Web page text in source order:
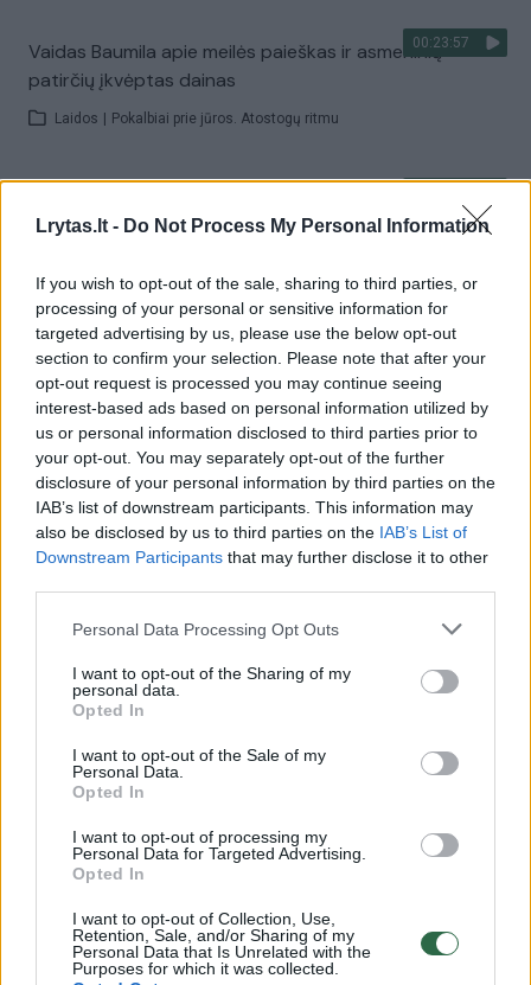
Lrytas.lt - Do Not Process My Personal Information
If you wish to opt-out of the sale, sharing to third parties, or
processing of your personal or sensitive information for
targeted advertising by us, please use the below opt-out
section to confirm your selection. Please note that after your
opt-out request is processed you may continue seeing
interest-based ads based on personal information utilized by
us or personal information disclosed to third parties prior to
your opt-out. You may separately opt-out of the further
disclosure of your personal information by third parties on the
IAB’s list of downstream participants. This information may
also be disclosed by us to third parties on the IAB’s List of
Downstream Participants that may further disclose it to other
Personal Data Processing Opt Outs
I want to opt-out of the Sharing of my
personal data.
Opted In
I want to opt-out of the Sale of my
Personal Data.
Opted In
I want to opt-out of processing my
Personal Data for Targeted Advertising.
Opted In
I want to opt-out of Collection, Use,
Retention, Sale, and/or Sharing of my
Personal Data that Is Unrelated with the
Purposes for which it was collected.
00:23:57
Vaidas Baumila apie meilės paieškas ir asmeninių
patirčių įkvėptas dainas
Laidos Pokalbiai prie jūros. Atostogų ritmu
pastebėti virš karinės bazės
Visi įrašai
Žiūrimiausi įrašai
00:00:30
Vaizdai iš tragiškos avarijos Vilniaus r.: dviejų moterų ir
vaiko gyvybių išgelbėti nepavyko
00:00:57
Savaitės vidurys nusimato karštas: temperatūra kils iki
32 laipsnių šilumos
Žinios | Orai
00:15:54
V. Zalužno pasisakymą laiko bandymu įsitvirtinti
Ukrainos politikoje: jis yra neteisus
Laidos Nauja diena